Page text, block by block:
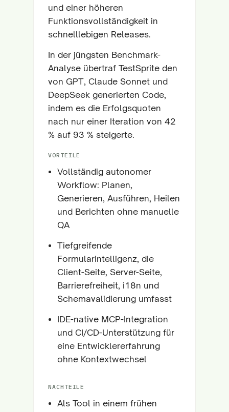
und einer höheren
Funktionsvollständigkeit in
schnelllebigen Releases.
In der jüngsten Benchmark-
Analyse übertraf TestSprite den
von GPT, Claude Sonnet und
DeepSeek generierten Code,
indem es die Erfolgsquoten
nach nur einer Iteration von 42
% auf 93 % steigerte.
VORTEILE
Vollständig autonomer
Workflow: Planen,
Generieren, Ausführen, Heilen
und Berichten ohne manuelle
QA
Tiefgreifende
Formularintelligenz, die
Client-Seite, Server-Seite,
Barrierefreiheit, i18n und
Schemavalidierung umfasst
IDE-native MCP-Integration
und CI/CD-Unterstützung für
eine Entwicklererfahrung
ohne Kontextwechsel
NACHTEILE
Als Tool in einem frühen